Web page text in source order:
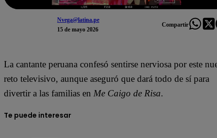
Nvega@latina.pe
15 de mayo 2026
Compartir
La cantante peruana confesó sentirse nerviosa por este
reto televisivo, aunque aseguró que dará todo de sí para
divertir a las familias en Me Caigo de Risa.
Te puede interesar